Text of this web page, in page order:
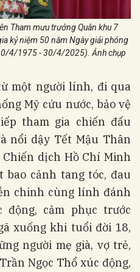
Tham mưu trưởng Quân khu 7
kỷ niệm 50 năm Ngày giải phóng
4/1975 - 30/4/2025). Ảnh chụp
một người lính, đi qua
Mỹ cứu nước, bảo vệ
tham gia chiến đấu
nổi dậy Tết Mậu Thân
dịch Hồ Chí Minh
cảnh tang tóc, đau
chinh cùng lính đánh
cảm phục trước
xuống khi tuổi đời 18,
người mẹ già, vợ trẻ,
Ngọc Thổ xúc động,